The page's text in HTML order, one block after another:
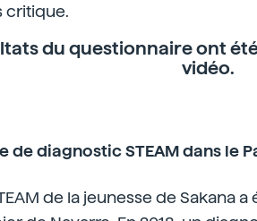
critique.
du questionnaire ont
vidéo.
de diagnostic STEAM dans le
de la jeunesse de Sakana